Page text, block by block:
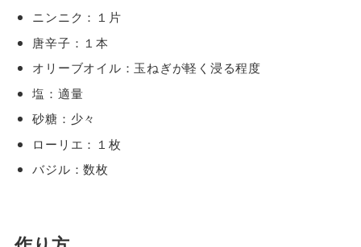
ニンニク：１片
唐辛子：１本
オリーブオイル：玉ねぎが軽く浸る程度
塩：適量
砂糖：少々
ローリエ：１枚
バジル：数枚